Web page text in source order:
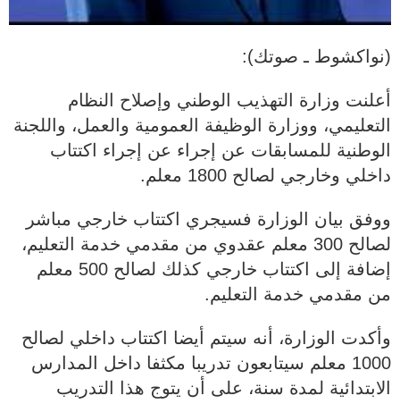
(نواكشوط ـ صوتك):
أعلنت وزارة التهذيب الوطني وإصلاح النظام
التعليمي، ووزارة الوظيفة العمومية والعمل، واللجنة
الوطنية للمسابقات عن إجراء عن إجراء اكتتاب
داخلي وخارجي لصالح 1800 معلم.
ووفق بيان الوزارة فسيجري اكتتاب خارجي مباشر
لصالح 300 معلم عقدوي من مقدمي خدمة التعليم،
إضافة إلى اكتتاب خارجي كذلك لصالح 500 معلم
من مقدمي خدمة التعليم.
وأكدت الوزارة، أنه سيتم أيضا اكتتاب داخلي لصالح
1000 معلم سيتابعون تدريبا مكثفا داخل المدارس
الابتدائية لمدة سنة، على أن يتوج هذا التدريب